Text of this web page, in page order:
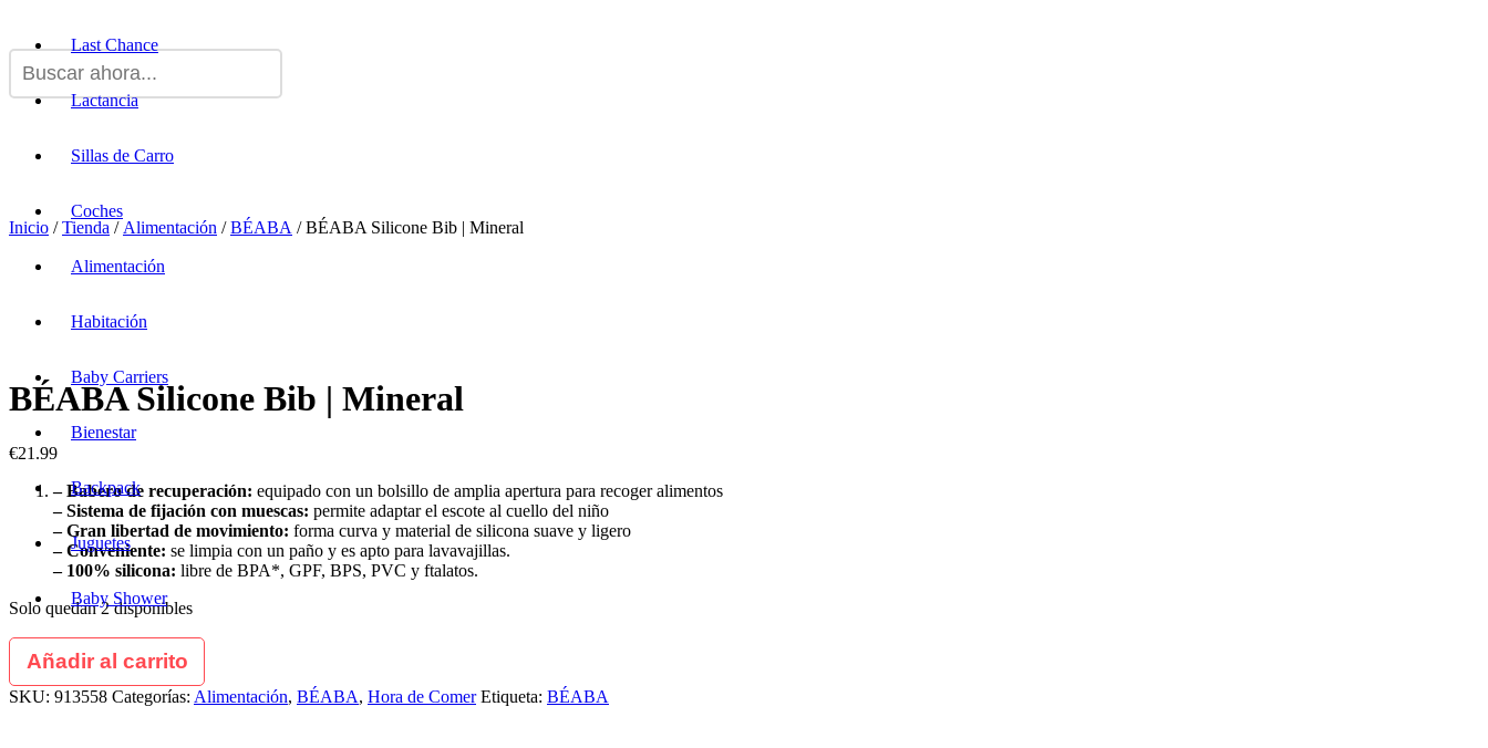
Last Chance
Lactancia
Sillas de Carro
Coches
Alimentación
Habitación
Baby Carriers
Bienestar
Backpack
Juguetes
Baby Shower
Inicio /Tienda / Alimentación /BÉABA / BÉABA Silicone Bib | Mineral
BÉABA Silicone Bib | Mineral
€21.99
– Babero de recuperación: equipado con un bolsillo de amplia apertura para recoger alimentos
– Sistema de fijación con muescas: permite adaptar el escote al cuello del niño
– Gran libertad de movimiento: forma curva y material de silicona suave y ligero
– Conveniente: se limpia con un paño y es apto para lavavajillas.
– 100% silicona: libre de BPA*, GPF, BPS, PVC y ftalatos.
Solo quedan 2 disponibles
Añadir al carrito
SKU: 913558 Categorías: Alimentación, BÉABA, Hora de Comer Etiqueta: BÉABA